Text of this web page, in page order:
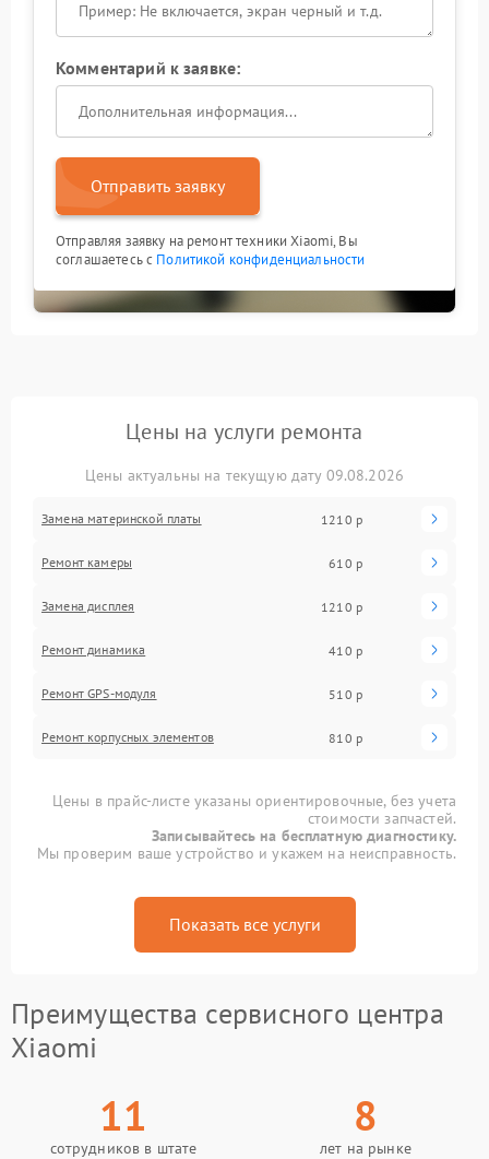
Комментарий к заявке:
Отправить заявку
Отправляя заявку на ремонт техники Xiaomi, Вы
соглашаетесь с Политикой конфиденциальности
Цены на услуги ремонта
Цены актуальны на текущую дату 09.08.2026
Замена материнской платы 1210 р
Ремонт камеры 610 р
Замена дисплея 1210 р
Ремонт динамика 410 р
Ремонт GPS-модуля 510 р
Ремонт корпусных элементов 810 р
Цены в прайс-листе указаны ориентировочные, без учета
стоимости запчастей.
Записывайтесь на бесплатную диагностику.
Мы проверим ваше устройство и укажем на неисправность.
Показать все услуги
Преимущества сервисного центра
Xiaomi
11
сотрудников в штате
8
лет на рынке